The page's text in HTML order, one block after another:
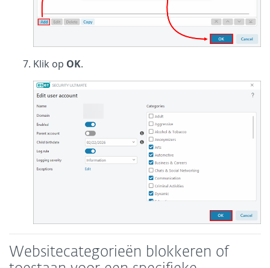
Klik op OK.
Websitecategorieën blokkeren of